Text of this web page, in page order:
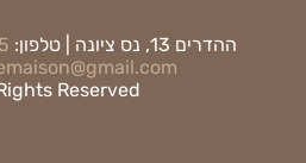
ההדרים 13, נס ציונה | טלפון:
Reserved